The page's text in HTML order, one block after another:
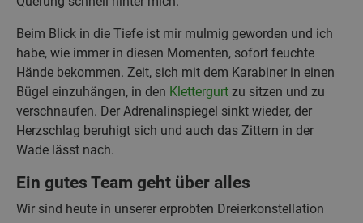
Beim Blick in die Tiefe ist mir mulmig geworden und ich
habe, wie immer in diesen Momenten, sofort feuchte
Hände bekommen. Zeit, sich mit dem Karabiner in einen
Bügel einzuhängen, in den Klettergurt zu sitzen und zu
verschnaufen. Der Adrenalinspiegel sinkt wieder, der
Herzschlag beruhigt sich und auch das Zittern in der
Wade lässt nach.
Ein gutes Team geht über alles
Wir sind heute in unserer erprobten Dreierkonstellation